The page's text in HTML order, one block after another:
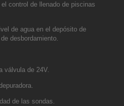
control de llenado de piscinas
de agua en el depósito de
desbordamiento.
válvula de 24V.
de las sondas.